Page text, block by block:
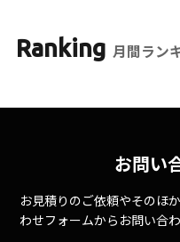
Ranking 月間ラン
お問い
お見積りのご依頼やそのほ
わせフォームからお問い合